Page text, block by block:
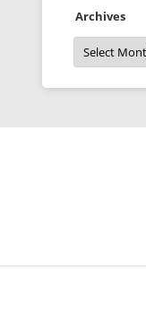
Archives
Archives